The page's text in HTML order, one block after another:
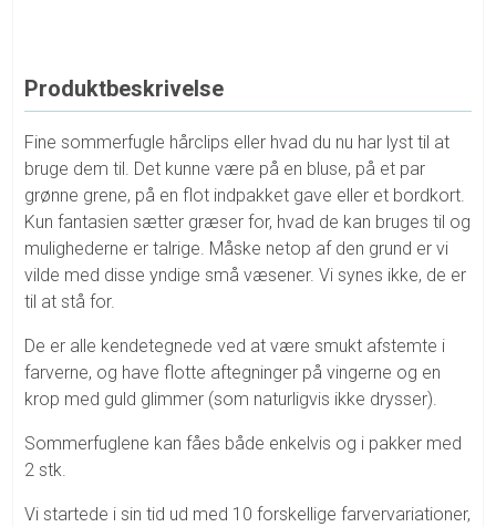
Produktbeskrivelse
Fine sommerfugle hårclips eller hvad du nu har lyst til at
bruge dem til. Det kunne være på en bluse, på et par
grønne grene, på en flot indpakket gave eller et bordkort.
Kun fantasien sætter græser for, hvad de kan bruges til og
mulighederne er talrige. Måske netop af den grund er vi
vilde med disse yndige små væsener. Vi synes ikke, de er
til at stå for.
De er alle kendetegnede ved at være smukt afstemte i
farverne, og have flotte aftegninger på vingerne og en
krop med guld glimmer (som naturligvis ikke drysser).
Sommerfuglene kan fåes både enkelvis og i pakker med
2 stk.
Vi startede i sin tid ud med 10 forskellige farvervariationer,